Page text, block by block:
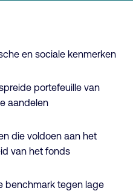
en sociale kenmerken
portefeuille van
aandelen
die voldoen aan het
van het fonds
benchmark tegen lage